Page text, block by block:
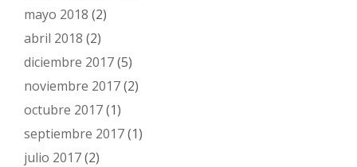
mayo 2018 (2)
abril 2018 (2)
diciembre 2017(5)
noviembre 2017(2)
octubre 2017(1)
septiembre 2017(1)
julio 2017(2)